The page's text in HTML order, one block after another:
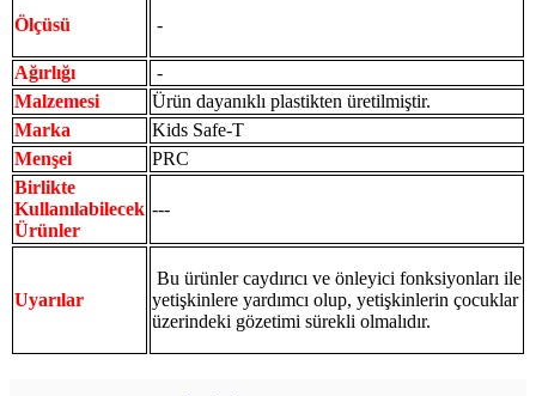
Ölçüsü -
Ağırlığı
-
Malzemesi
Ürün dayanıklı plastikten üretilmiştir.
Marka
Kids Safe-T
Menşei
PRC
Birlikte
Kullanılabilecek
Ürünler
---
Uyarılar
Bu ürünler caydırıcı ve önleyici fonksiyonları ile
yetişkinlere yardımcı olup, yetişkinlerin çocuklar
üzerindeki gözetimi sürekli olmalıdır.